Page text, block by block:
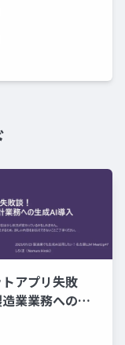
アプリ失敗
業業務への生